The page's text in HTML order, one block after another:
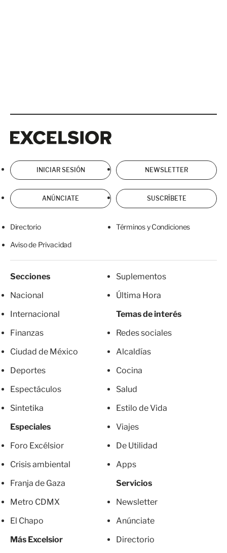
INICIAR SESIÓN NEWSLETTER
ANÚNCIATE SUSCRÍBETE
Directorio Términos y Condiciones
Aviso de Privacidad
Secciones
Nacional
Internacional
Finanzas
Ciudad de México
Deportes
Espectáculos
Sintetika
Especiales
Foro Excélsior
Crisis ambiental
Franja de Gaza
Metro CDMX
El Chapo
Más Excelsior
Suplementos
Última Hora
Temas de interés
Redes sociales
Alcaldías
Cocina
Salud
Estilo de Vida
Viajes
De Utilidad
Apps
Servicios
Newsletter
Anúnciate
Directorio